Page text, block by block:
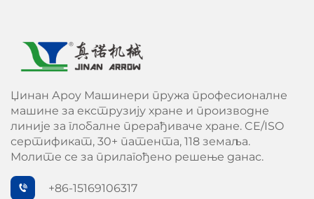
Џинан Ароу Машинери пружа професионалне
машине за екструзију хране и производне
линије за глобалне прерађиваче хране. CE/ISO
сертификат, 30+ патента, 118 земаља.
Молите се за прилагођено решење данас.
+86-15169106317